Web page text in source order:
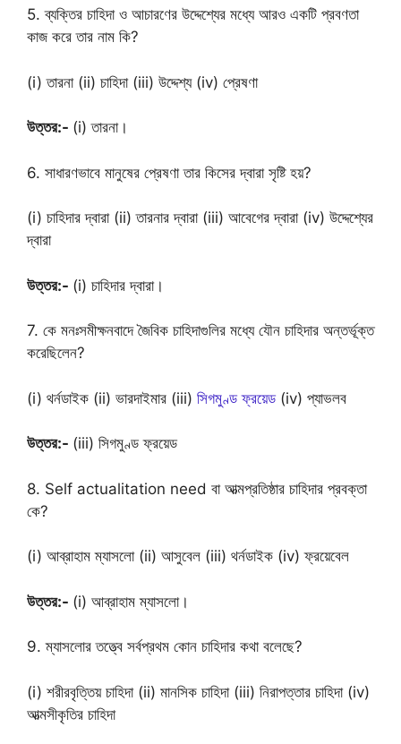
5. ব্যক্তির চাহিদা ও আচারণের উদ্দেশ্যের মধ্যে আরও একটি প্রবণতা
কাজ করে তার নাম কি?
(i) তারনা (ii) চাহিদা (iii) উদ্দেশ্য (iv) প্রেষণা
উত্তর:- (i) তারনা।
6. সাধারণভাবে মানুষের প্রেষণা তার কিসের দ্বারা সৃষ্টি হয়?
(i) চাহিদার দ্বারা (ii) তারনার দ্বারা (iii) আবেগের দ্বারা (iv) উদ্দেশ্যের
দ্বারা
উত্তর:- (i) চাহিদার দ্বারা।
7. কে মনঃসমীক্ষনবাদে জৈবিক চাহিদাগুলির মধ্যে যৌন চাহিদার অন্তর্ভূক্ত
করেছিলেন?
(i) থর্নডাইক (ii) ভারদাইমার (iii) সিগমুণ্ড ফ্রয়েড (iv) প্যাভলব
উত্তর:- (iii) সিগমুণ্ড ফ্রয়েড
8. Self actualitation need বা আত্মপ্রতিষ্ঠার চাহিদার প্রবক্তা
কে?
(i) আব্রাহাম ম্যাসলো (ii) আসুবেল (iii) থর্নডাইক (iv) ফ্রয়েবেল
উত্তর:- (i) আব্রাহাম ম্যাসলো।
9. ম্যাসলোর তত্ত্বে সর্বপ্রথম কোন চাহিদার কথা বলেছে?
(i) শরীরবৃত্তিয় চাহিদা (ii) মানসিক চাহিদা (iii) নিরাপত্তার চাহিদা (iv)
আত্মসীকৃতির চাহিদা